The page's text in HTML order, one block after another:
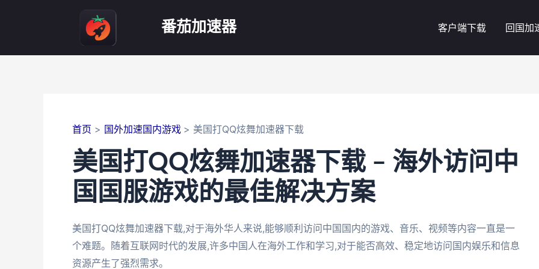
番茄加速器 客户端下载 回国加
首页 国外加速国内游戏 美国打QQ炫舞加速器下载
美国打QQ炫舞加速器下载 – 海外访问中
国国服游戏的最佳解决方案
美国打QQ炫舞加速器下载,对于海外华人来说,能够顺利访问中国国内的游戏、音乐、视频等内容一直是一
个难题。随着互联网时代的发展,许多中国人在海外工作和学习,对于能否高效、稳定地访问国内娱乐和信息
资源产生了强烈需求。